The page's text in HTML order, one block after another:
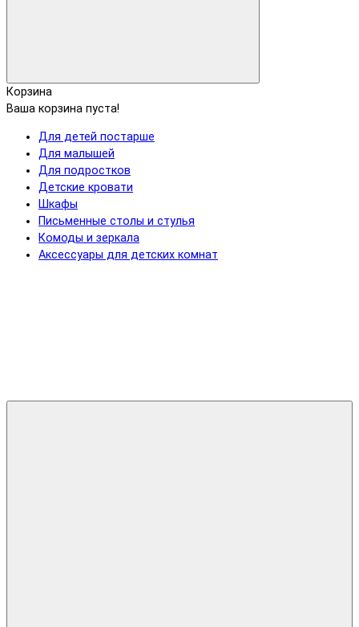
Корзина
Ваша корзина пуста!
Для детей постарше
Для малышей
Для подростков
Детские кровати
Шкафы
Письменные столы и стулья
Комоды и зеркала
Аксессуары для детских комнат